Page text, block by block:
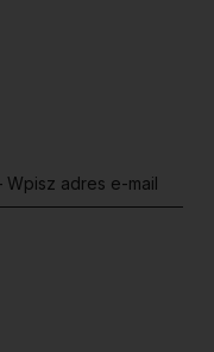
Wpisz adres e-mail